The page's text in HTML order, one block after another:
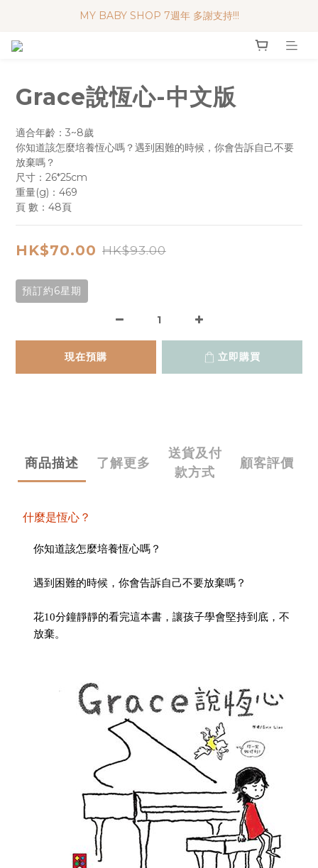
便利妥口罩 限時優惠 買一送一
MY BABY SHOP 7週年 多謝支持!!!
Grace說恆心-中文版
適合年齡：3~8歲
你知道該怎麼培養恆心嗎？遇到困難的時候，你會告訴自己不要
放棄嗎？
尺寸：26*25cm
重量(g)：469
頁 數：48頁
HK$70.00 HK$93.00
預訂約6星期
現在預購 立即購買
商品描述 了解更多
送貨及付
款方式
顧客評價
什麼是恆心？
你知道該怎麼培養恆心嗎？
遇到困難的時候，你會告訴自己不要放棄嗎？
花10分鐘靜靜的看完這本書，讓孩子學會堅持到底，不
放棄。